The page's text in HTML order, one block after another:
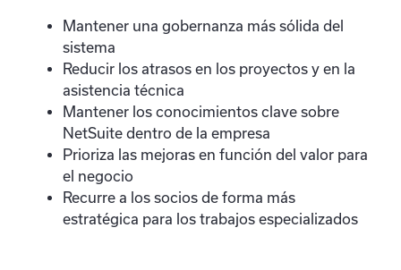
Mantener una gobernanza más sólida del
sistema
Reducir los atrasos en los proyectos y en la
asistencia técnica
Mantener los conocimientos clave sobre
NetSuite dentro de la empresa
Prioriza las mejoras en función del valor para
el negocio
Recurre a los socios de forma más
estratégica para los trabajos especializados